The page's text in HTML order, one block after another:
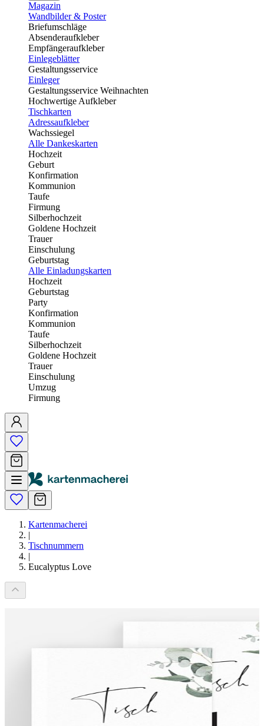
Magazin
Wandbilder & Poster
Briefumschläge
Absenderaufkleber
Empfängeraufkleber
Einlegeblätter
Gestaltungsservice
Einleger
Gestaltungsservice Weihnachten
Hochwertige Aufkleber
Tischkarten
Adressaufkleber
Wachssiegel
Alle Dankeskarten
Hochzeit
Geburt
Konfirmation
Kommunion
Taufe
Firmung
Silberhochzeit
Goldene Hochzeit
Trauer
Einschulung
Geburtstag
Alle Einladungskarten
Hochzeit
Geburtstag
Party
Konfirmation
Kommunion
Taufe
Silberhochzeit
Goldene Hochzeit
Trauer
Einschulung
Umzug
Firmung
Kartenmacherei
|
Tischnummern
|
Eucalyptus Love